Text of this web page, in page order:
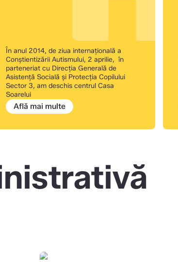
În anul 2014, de ziua internațională a
Conştientizării Autismului, 2 aprilie, în
parteneriat cu Direcţia Generală de
Asistenţă Socială şi Protecţia Copilului
Sector 3, am deschis centrul Casa
Soarelui
Află mai multe